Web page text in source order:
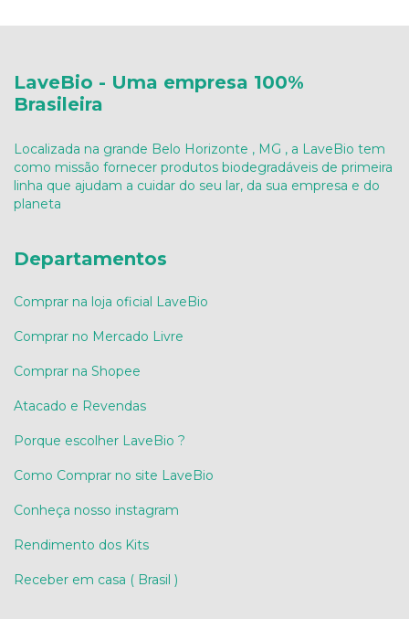
LaveBio - Uma empresa 100%
Brasileira
Localizada na grande Belo Horizonte , MG , a LaveBio tem
como missão fornecer produtos biodegradáveis de primeira
linha que ajudam a cuidar do seu lar, da sua empresa e do
planeta
Departamentos
Comprar na loja oficial LaveBio
Comprar no Mercado Livre
Comprar na Shopee
Atacado e Revendas
Porque escolher LaveBio ?
Como Comprar no site LaveBio
Conheça nosso instagram
Rendimento dos Kits
Receber em casa ( Brasil )